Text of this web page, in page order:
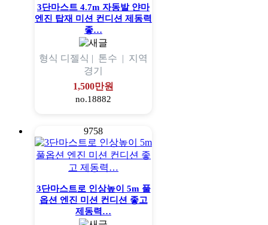
3단마스트 4.7m 자동발 얀마
엔진 탑재 미션 컨디션 제동력
좋…
형식 디젤식 | 톤수 | 지역
경기
1,500만원
no.18882
9758
3단마스트로 인상높이 5m 풀
옵션 엔진 미션 컨디션 좋고
제동력…